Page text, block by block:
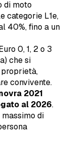
di moto
categorie L1e,
40%, fino a un
0, 1, 2 o 3
che si
proprietà,
convivente.
2021
al 2026.
di